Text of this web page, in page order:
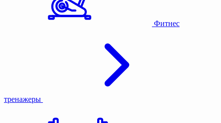
Фитнес
тренажеры